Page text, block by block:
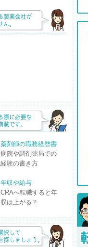
薬剤師の職務経歴書
病院や調剤薬局での
経験の書き方
年収や給与
CRAへ転職すると年
収は上がる？